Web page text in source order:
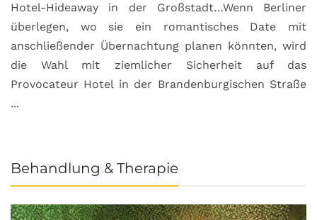
Hotel-Hideaway in der Großstadt…Wenn Berliner
überlegen, wo sie ein romantisches Date mit
anschließender Übernachtung planen könnten, wird
die Wahl mit ziemlicher Sicherheit auf das
Provocateur Hotel in der Brandenburgischen Straße
...
Behandlung & Therapie